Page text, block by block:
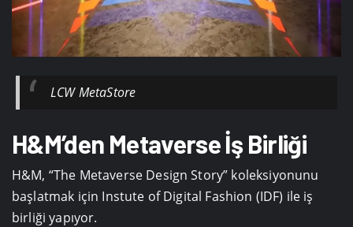
LCW MetaStore
H&M’den Metaverse İş Birliği
H&M, “The Metaverse Design Story” koleksiyonunu
başlatmak için Instute of Digital Fashion (IDF) ile iş
birliği yapıyor.